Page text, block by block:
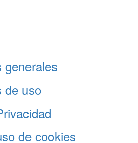
generales
de uso
de cookies